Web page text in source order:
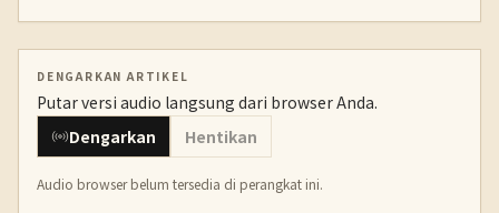
DENGARKAN ARTIKEL
Putar versi audio langsung dari browser Anda.
Dengarkan
Hentikan
Audio browser belum tersedia di perangkat ini.